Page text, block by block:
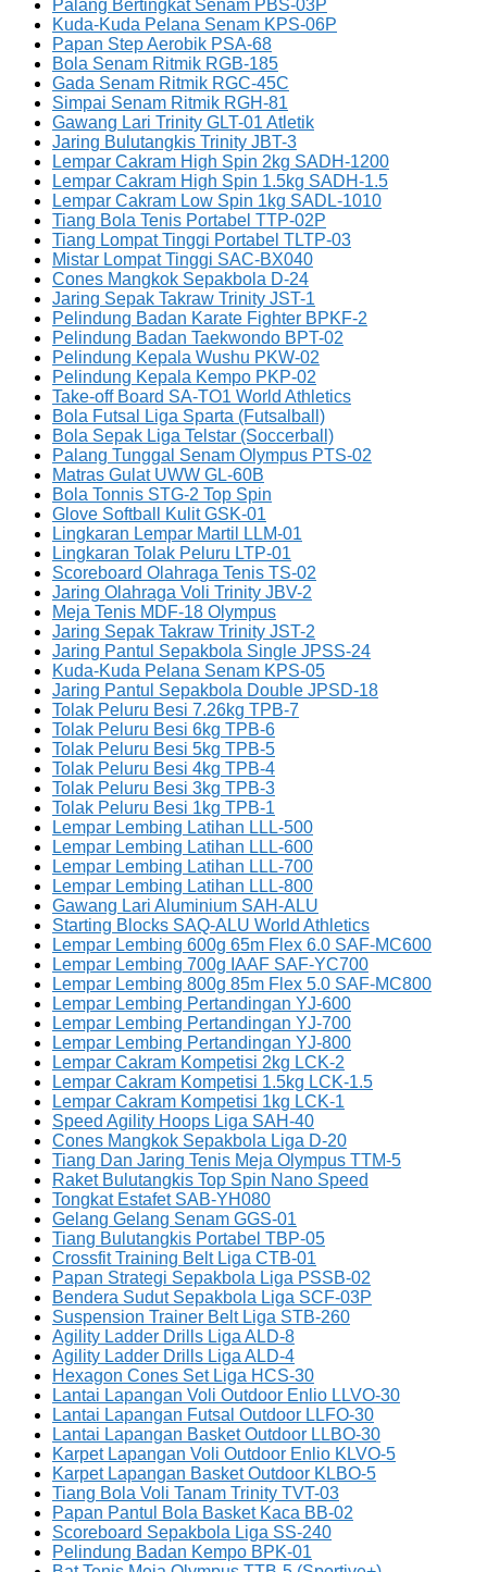
Palang Bertingkat Senam PBS-03P
Kuda-Kuda Pelana Senam KPS-06P
Papan Step Aerobik PSA-68
Bola Senam Ritmik RGB-185
Gada Senam Ritmik RGC-45C
Simpai Senam Ritmik RGH-81
Gawang Lari Trinity GLT-01 Atletik
Jaring Bulutangkis Trinity JBT-3
Lempar Cakram High Spin 2kg SADH-1200
Lempar Cakram High Spin 1.5kg SADH-1.5
Lempar Cakram Low Spin 1kg SADL-1010
Tiang Bola Tenis Portabel TTP-02P
Tiang Lompat Tinggi Portabel TLTP-03
Mistar Lompat Tinggi SAC-BX040
Cones Mangkok Sepakbola D-24
Jaring Sepak Takraw Trinity JST-1
Pelindung Badan Karate Fighter BPKF-2
Pelindung Badan Taekwondo BPT-02
Pelindung Kepala Wushu PKW-02
Pelindung Kepala Kempo PKP-02
Take-off Board SA-TO1 World Athletics
Bola Futsal Liga Sparta (Futsalball)
Bola Sepak Liga Telstar (Soccerball)
Palang Tunggal Senam Olympus PTS-02
Matras Gulat UWW GL-60B
Bola Tonnis STG-2 Top Spin
Glove Softball Kulit GSK-01
Lingkaran Lempar Martil LLM-01
Lingkaran Tolak Peluru LTP-01
Scoreboard Olahraga Tenis TS-02
Jaring Olahraga Voli Trinity JBV-2
Meja Tenis MDF-18 Olympus
Jaring Sepak Takraw Trinity JST-2
Jaring Pantul Sepakbola Single JPSS-24
Kuda-Kuda Pelana Senam KPS-05
Jaring Pantul Sepakbola Double JPSD-18
Tolak Peluru Besi 7.26kg TPB-7
Tolak Peluru Besi 6kg TPB-6
Tolak Peluru Besi 5kg TPB-5
Tolak Peluru Besi 4kg TPB-4
Tolak Peluru Besi 3kg TPB-3
Tolak Peluru Besi 1kg TPB-1
Lempar Lembing Latihan LLL-500
Lempar Lembing Latihan LLL-600
Lempar Lembing Latihan LLL-700
Lempar Lembing Latihan LLL-800
Gawang Lari Aluminium SAH-ALU
Starting Blocks SAQ-ALU World Athletics
Lempar Lembing 600g 65m Flex 6.0 SAF-MC600
Lempar Lembing 700g IAAF SAF-YC700
Lempar Lembing 800g 85m Flex 5.0 SAF-MC800
Lempar Lembing Pertandingan YJ-600
Lempar Lembing Pertandingan YJ-700
Lempar Lembing Pertandingan YJ-800
Lempar Cakram Kompetisi 2kg LCK-2
Lempar Cakram Kompetisi 1.5kg LCK-1.5
Lempar Cakram Kompetisi 1kg LCK-1
Speed Agility Hoops Liga SAH-40
Cones Mangkok Sepakbola Liga D-20
Tiang Dan Jaring Tenis Meja Olympus TTM-5
Raket Bulutangkis Top Spin Nano Speed
Tongkat Estafet SAB-YH080
Gelang Gelang Senam GGS-01
Tiang Bulutangkis Portabel TBP-05
Crossfit Training Belt Liga CTB-01
Papan Strategi Sepakbola Liga PSSB-02
Bendera Sudut Sepakbola Liga SCF-03P
Suspension Trainer Belt Liga STB-260
Agility Ladder Drills Liga ALD-8
Agility Ladder Drills Liga ALD-4
Hexagon Cones Set Liga HCS-30
Lantai Lapangan Voli Outdoor Enlio LLVO-30
Lantai Lapangan Futsal Outdoor LLFO-30
Lantai Lapangan Basket Outdoor LLBO-30
Karpet Lapangan Voli Outdoor Enlio KLVO-5
Karpet Lapangan Basket Outdoor KLBO-5
Tiang Bola Voli Tanam Trinity TVT-03
Papan Pantul Bola Basket Kaca BB-02
Scoreboard Sepakbola Liga SS-240
Pelindung Badan Kempo BPK-01